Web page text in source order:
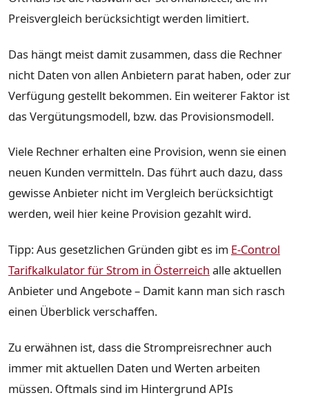
Preisvergleich berücksichtigt werden limitiert.
Das hängt meist damit zusammen, dass die Rechner
nicht Daten von allen Anbietern parat haben, oder zur
Verfügung gestellt bekommen. Ein weiterer Faktor ist
das Vergütungsmodell, bzw. das Provisionsmodell.
Viele Rechner erhalten eine Provision, wenn sie einen
neuen Kunden vermitteln. Das führt auch dazu, dass
gewisse Anbieter nicht im Vergleich berücksichtigt
werden, weil hier keine Provision gezahlt wird.
Tipp: Aus gesetzlichen Gründen gibt es im E-Control
Tarifkalkulator für Strom in Österreich alle aktuellen
Anbieter und Angebote – Damit kann man sich rasch
einen Überblick verschaffen.
Zu erwähnen ist, dass die Strompreisrechner auch
immer mit aktuellen Daten und Werten arbeiten
müssen. Oftmals sind im Hintergrund APIs